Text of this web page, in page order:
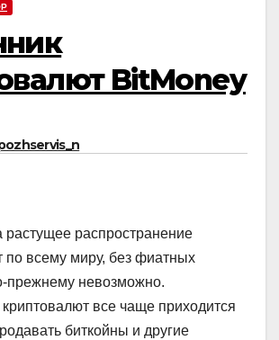
BitMoney
растущее распространение
по всему миру, без фиатных
прежнему невозможно.
все чаще приходится
биткойны и другие